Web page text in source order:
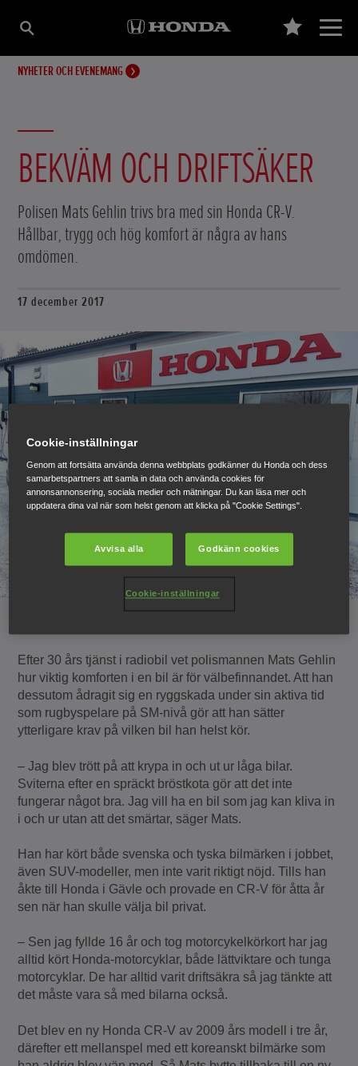
NYHETER OCH EVENEMANG
BEKVÄM OCH DRIFTSÄKER
Polisen Mats Gehlin trivs bra med sin Honda CR-V.
Hållbar, trygg och hög komfort är några av hans
omdömen.
17 december 2017
Efter 30 års tjänst i radiobil vet polismannen Mats Gehlin
hur viktig komforten i en bil är för välbefinnandet. Att han
dessutom ådragit sig en ryggskada under sin aktiva tid
som rugbyspelare på SM-nivå gör att han sätter
ytterligare krav på vilken bil han helst kör.
– Jag blev trött på att krypa in och ut ur låga bilar.
Sviterna efter en spräckt bröstkota gör att det inte
fungerar något bra. Jag vill ha en bil som jag kan kliva in
i och ur utan att det smärtar, säger Mats.
Han har kört både svenska och tyska bilmärken i jobbet,
även SUV-modeller, men inte varit riktigt nöjd. Tills han
åkte till Honda i Gävle och provade en CR-V för åtta år
sen när han skulle välja bil privat.
– Sen jag fyllde 16 år och tog motorcykelkörkort har jag
alltid kört Honda-motorcyklar, både lättviktare och tunga
motorcyklar. De har alltid varit driftsäkra så jag tänkte att
det måste vara så med bilarna också.
Det blev en ny Honda CR-V av 2009 års modell i tre år,
därefter ett mellanspel med ett koreanskt bilmärke som
Cookie-inställningar
Genom att fortsätta använda denna webbplats godkänner du Honda och dess
samarbetspartners att samla in data och använda cookies för
annonsannonsering, sociala medier och mätningar. Du kan läsa mer och
uppdatera dina val när som helst genom att klicka på "Cookie Settings".
Avvisa alla Godkänn cookies
Cookie-inställningar